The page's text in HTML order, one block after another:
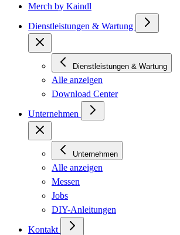
Merch by Kaindl
Dienstleistungen & Wartung
Dienstleistungen & Wartung
Alle anzeigen
Download Center
Unternehmen
Unternehmen
Alle anzeigen
Messen
Jobs
DIY-Anleitungen
Kontakt